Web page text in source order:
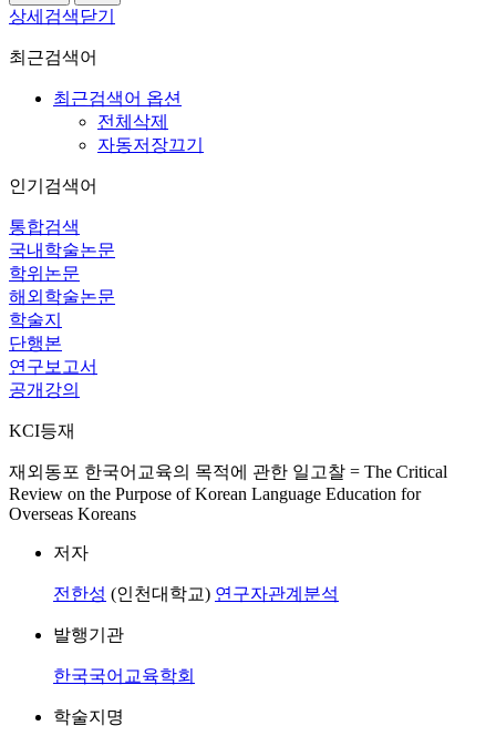
상세검색닫기
최근검색어
최근검색어 옵션
전체삭제
자동저장끄기
인기검색어
통합검색
국내학술논문
학위논문
해외학술논문
학술지
단행본
연구보고서
공개강의
KCI등재
재외동포 한국어교육의 목적에 관한 일고찰 = The Critical
Review on the Purpose of Korean Language Education for
Overseas Koreans
저자
전한성 (인천대학교) 연구자관계분석
발행기관
한국국어교육학회
학술지명